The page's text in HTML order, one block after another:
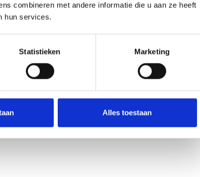
combineren met andere informatie die u aan ze heeft
hun services.
Statistieken Marketing
Alles toestaan